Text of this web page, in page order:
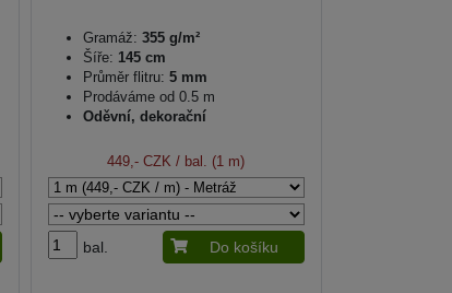
Gramáž: 355 g/m²
Šíře: 145 cm
Průměr flitru: 5 mm
Prodáváme od 0.5 m
Oděvní, dekorační
449,- CZK / bal. (1 m)
bal. Do košíku